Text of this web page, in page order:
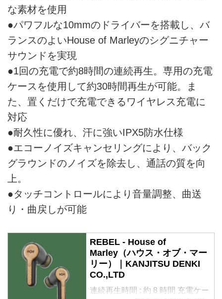
な素材を使用
●パワフルな10mmのドライバーを搭載し、バ
ランスのよいHouse of Marleyのシグニチャー
サウンドを実現
●1回の充電で約8時間の連続再生。専用の充電
ケースを使用して約30時間再生が可能。ま
た、置くだけで充電できるワイヤレス充電に
対応
●耐久性に優れ、汗に強いIPX5防水仕様
●エコーノイズキャンセリングにより、バック
グラウンドのノイズを除去し、通話の質を向
上。
●タッチコントロールにより音量調整、曲送
り・曲戻しが可能
REBEL - House of
Marley（ハウス・オブ・マー
リー）｜KANJITSU DENKI
CO.,LTD
連続再生時間 : 約 8 時間 充電ケー